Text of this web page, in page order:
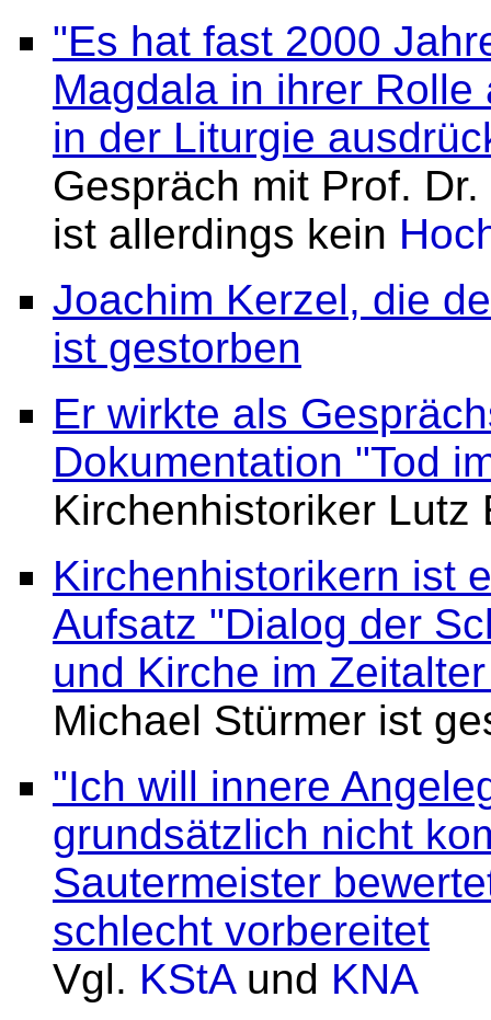
"Es hat fast 2000
Magdala in ihrer
in der Liturgie
Gespräch mit Prof.
ist allerdings kein
Joachim Kerzel, die
ist gestorben
Er wirkte als
Dokumentation "Tod
Kirchenhistoriker Lutz
Kirchenhistorikern ist
Aufsatz "Dialog der
und Kirche im
Michael Stürmer ist
"Ich will innere
grundsätzlich nicht
Sautermeister
schlecht vorbereitet
Vgl. KStAund KNA